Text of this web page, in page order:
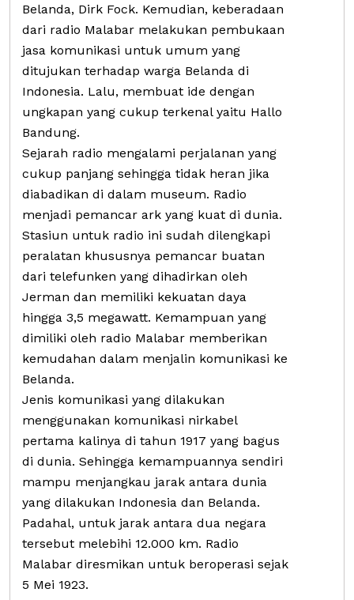
Belanda, Dirk Fock. Kemudian, keberadaan
dari radio Malabar melakukan pembukaan
jasa komunikasi untuk umum yang
ditujukan terhadap warga Belanda di
Indonesia. Lalu, membuat ide dengan
ungkapan yang cukup terkenal yaitu Hallo
Bandung.
Sejarah radio mengalami perjalanan yang
cukup panjang sehingga tidak heran jika
diabadikan di dalam museum. Radio
menjadi pemancar ark yang kuat di dunia.
Stasiun untuk radio ini sudah dilengkapi
peralatan khususnya pemancar buatan
dari telefunken yang dihadirkan oleh
Jerman dan memiliki kekuatan daya
hingga 3,5 megawatt. Kemampuan yang
dimiliki oleh radio Malabar memberikan
kemudahan dalam menjalin komunikasi ke
Belanda.
Jenis komunikasi yang dilakukan
menggunakan komunikasi nirkabel
pertama kalinya di tahun 1917 yang bagus
di dunia. Sehingga kemampuannya sendiri
mampu menjangkau jarak antara dunia
yang dilakukan Indonesia dan Belanda.
Padahal, untuk jarak antara dua negara
tersebut melebihi 12.000 km. Radio
Malabar diresmikan untuk beroperasi sejak
5 Mei 1923.